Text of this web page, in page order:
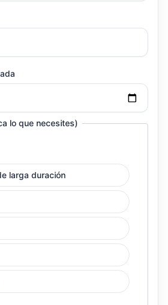
lo que necesites)
larga duración